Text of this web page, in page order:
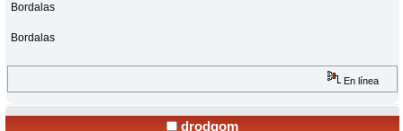
Bordalas
Bordalas
En línea
drodgom